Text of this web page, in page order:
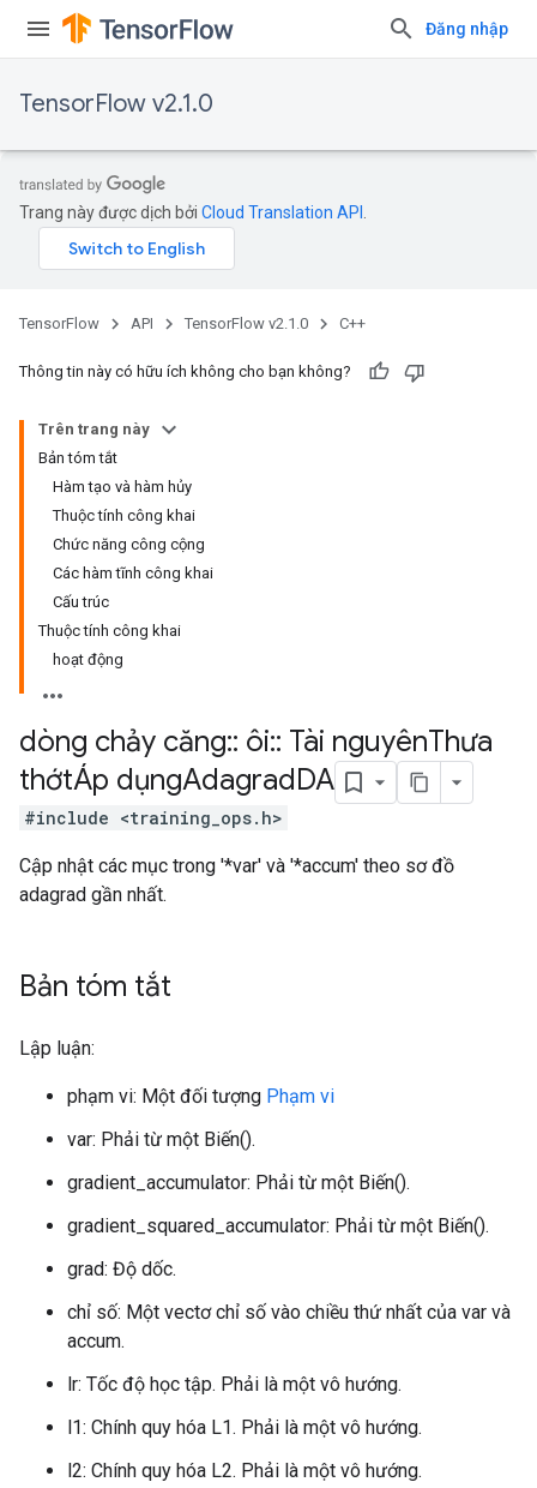
Đăng nhập
TensorFlow v2.1.0
Trang này được dịch bởi Cloud Translation API
TensorFlow API TensorFlow v2.1.0 C++
Thông tin này có hữu ích không cho bạn không?
Trên trang này
Bản tóm tắt
Hàm tạo và hàm hủy
Thuộc tính công khai
Chức năng công cộng
Các hàm tĩnh công khai
Cấu trúc
Thuộc tính công khai
hoạt động
dòng chảy căng:: ôi:: Tài nguyênThưa
thớtÁp dụngAdagradDA
#include <training_ops.h>
Cập nhật các mục trong '*var' và '*accum' theo sơ đồ
adagrad gần nhất.
Bản tóm tắt
Lập luận:
phạm vi: Một đối tượng Phạm vi
var: Phải từ một Biến().
gradient_accumulator: Phải từ một Biến().
gradient_squared_accumulator: Phải từ một Biến().
grad: Độ dốc.
chỉ số: Một vectơ chỉ số vào chiều thứ nhất của var và
accum.
lr: Tốc độ học tập. Phải là một vô hướng.
l1: Chính quy hóa L1. Phải là một vô hướng.
l2: Chính quy hóa L2. Phải là một vô hướng.